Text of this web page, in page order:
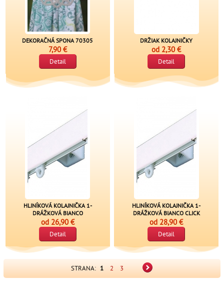
DEKORAČNÁ SPONA 70305
7,90 €
Detail
DRŽIAK KOLAJNIČKY
od 2,30 €
Detail
HLINÍKOVÁ KOLAJNIČKA 1-
DRÁŽKOVÁ BIANCO
od 26,90 €
Detail
HLINÍKOVÁ KOLAJNIČKA 1-
DRÁŽKOVÁ BIANCO CLICK
od 28,90 €
Detail
STRANA: 1 2 3